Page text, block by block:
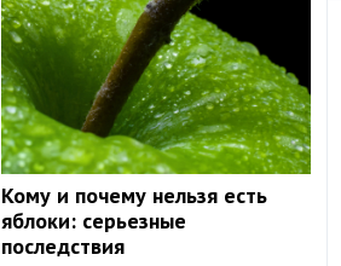
Кому и почему нельзя есть
яблоки: серьезные
последствия